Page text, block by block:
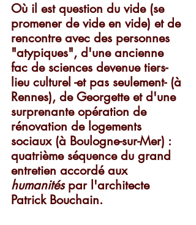
Où il est question du vide (se
promener de vide en vide) et de
rencontre avec des personnes
"atypiques", d'une ancienne
fac de sciences devenue tiers-
lieu culturel -et pas seulement- (à
Rennes), de Georgette et d'une
surprenante opération de
rénovation de logements
sociaux (à Boulogne-sur-Mer) :
quatrième séquence du grand
entretien accordé aux
humanités par l'architecte
Patrick Bouchain.